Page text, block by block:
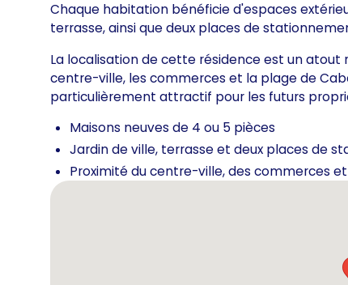
Chaque habitation bénéficie d'espaces
terrasse, ainsi que deux places de
La localisation de cette résidence est un
centre-ville, les commerces et la plage de
particulièrement attractif pour les futurs
Maisons neuves de 4 ou 5 pièces
Jardin de ville, terrasse et deux places de
Proximité du centre-ville, des commerces